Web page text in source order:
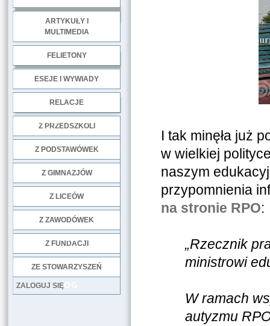
ARTYKUŁY I
MULTIMEDIA
FELIETONY
ESEJE I WYWIADY
RELACJE
Z PRZEDSZKOLI
Z PODSTAWÓWEK
Z GIMNAZJÓW
Z LICEÓW
Z ZAWODÓWEK
Z FUNDACJI
ZE STOWARZYSZEŃ
LOG
ZALOGUJ SIĘ
I tak minęła już
w wielkiej
naszym
przypomnienia
na stronie RPO:
„Rzecznik
ministrowi
W ramach
autyzmu